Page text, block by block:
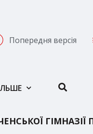
Попередня версія
ГІМНАЗІЇ